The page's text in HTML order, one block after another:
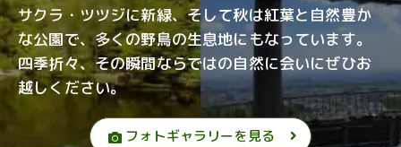
サクラ・ツツジに新緑、そして秋は紅葉と自然豊か
な公園で、多くの野鳥の生息地にもなっています。
四季折々、その瞬間ならではの自然に会いにぜひお
越しください。
フォトギャラリーを見る